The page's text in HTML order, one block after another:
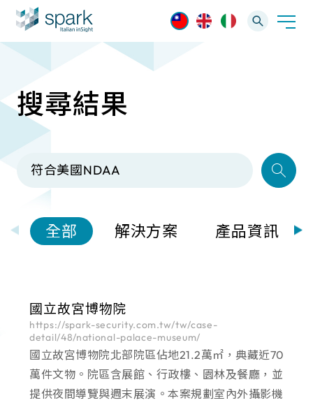
解決方案
AI 影像管理軟體
AI 一站式解決方案
輕量化監控(16-32路)
IP網路攝影機
Spark攝影機
最新消息
搜尋結果
全部 解決方案 產品資訊
國立故宮博物院
https://spark-security.com.tw/tw/case-
detail/48/national-palace-museum/
國立故宮博物院北部院區佔地21.2萬㎡，典藏近70
萬件文物。院區含展館、行政樓、園林及餐廳，並
提供夜間導覽與週末展演。本案規劃室內外攝影機